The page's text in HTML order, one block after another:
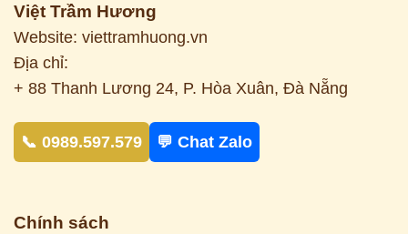
Việt Trầm Hương
Website: viettramhuong.vn
Địa chỉ:
+ 88 Thanh Lương 24, P. Hòa Xuân, Đà Nẵng
📞 0989.597.579 💬 Chat Zalo
Chính sách